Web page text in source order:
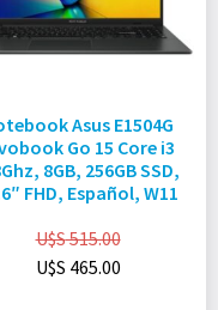
Asus E1504G
Go 15 Core i3
8GB, 256GB SSD,
FHD, Español, W11
U$S515.00
U$S 465.00